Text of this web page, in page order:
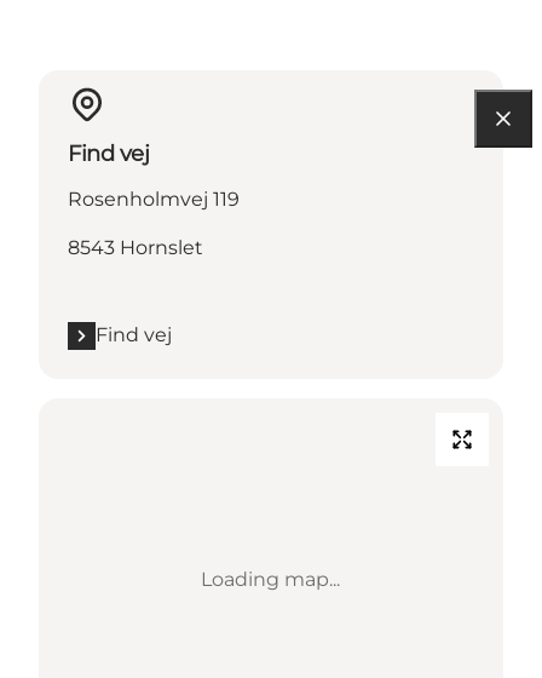
Find vej
Rosenholmvej 119
8543 Hornslet
Find vej
Loading map...